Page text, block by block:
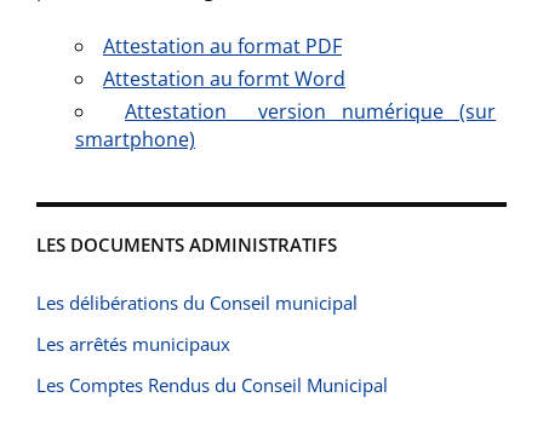
Attestation au format PDF
Attestation au formt Word
Attestation version numérique (sur
smartphone)
LES DOCUMENTS ADMINISTRATIFS
Les délibérations du Conseil municipal
Les arrêtés municipaux
Les Comptes Rendus du Conseil Municipal